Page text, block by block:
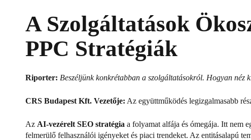
A Szolgáltatások
PPC Stratégiák
Riporter: Beszéljünk konkrétabban a szolgáltatásokról. Hogyan néz
CRS Budapest Kft. Vezetője: Az együttműködés legizgalmasabb
Az AI-vezérelt SEO stratégia a folyamat alfája és ómegája. Itt nem
felmerülő felhasználói igényeket és piaci trendeket. Az entitásalapú